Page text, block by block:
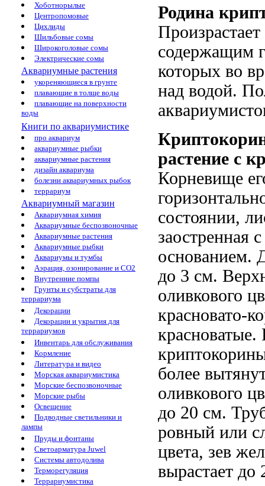
Хоботнорылые
Центропомовые
Цихлиды
Шильбовые сомы
Широкоголовые сомы
Электрические сомы
Аквариумные растения
укореняющиеся в грунте
плавающие в толще воды
плавающие на поверхности
воды
Книги по аквариумистике
про аквариум
аквариумные рыбки
аквариумные растения
дизайн аквариума
болезни аквариумных рыбок
террариум
Аквариумный магазин
Аквариумная химия
Аквариумные беспозвоночные
Аквариумные растения
Аквариумные рыбки
Аквариумы и тумбы
Аэрация, озонирование и CO2
Внутренние помпы
Грунты и субстраты для
террариума
Декорации
Декорации и укрытия для
террариумов
Инвентарь для обслуживания
Кормление
Литература и видео
Морская аквариумистика
Морские беспозвоночные
Морские рыбы
Освещение
Подводные светильники и
лампы
Пруды и фонтаны
Светоарматура Juwel
Системы автодолива
Терморегуляция
Террариумистика
Родина
содержащим
которых во
над водой.
растение с
Корневище
состоянии,
заостренная
основанием.
до 3 см.
оливкового
красновато-
более
оливкового
до 20 см.
ровный или
цвета, зев
вырастает до